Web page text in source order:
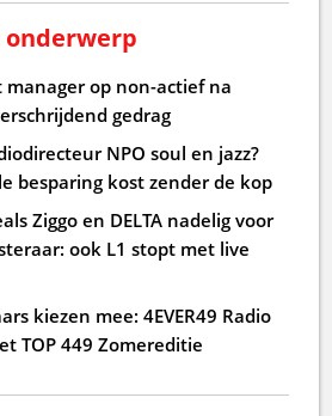
manager op non-actief na
gedrag
NPO soul en jazz?
besparing kost zender de kop
Ziggo en DELTA nadelig voor
ook L1 stopt met live
kiezen mee: 4EVER49 Radio
TOP 449 Zomereditie